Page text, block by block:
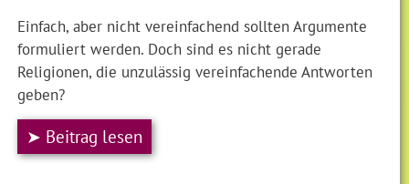
Einfach, aber nicht vereinfachend sollten Argumente
formuliert werden. Doch sind es nicht gerade
Religionen, die unzulässig vereinfachende Antworten
geben?
➤ Beitrag lesen